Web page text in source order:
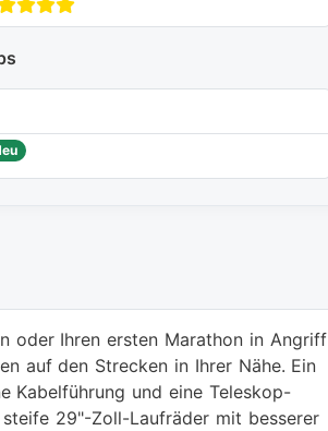
oder Ihren ersten Marathon in Angriff
auf den Strecken in Ihrer Nähe. Ein
Kabelführung und eine Teleskop-
29"-Zoll-Laufräder mit besserer